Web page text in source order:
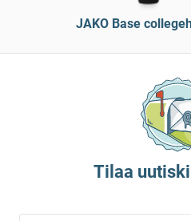
JAKO Base
Tilaa